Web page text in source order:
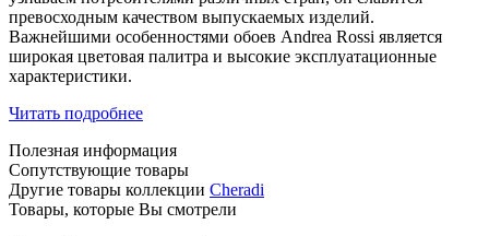
превосходным качеством выпускаемых изделий.
Важнейшими особенностями обоев Andrea Rossi является
широкая цветовая палитра и высокие эксплуатационные
характеристики.
Читать подробнее
Полезная информация
Сопутствующие товары
Другие товары коллекции Cheradi
Товары, которые Вы смотрели